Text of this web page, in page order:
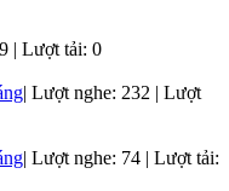
| Lượt tải: 0
| Lượt nghe: 232 | Lượt
| Lượt nghe: 74 | Lượt tải: